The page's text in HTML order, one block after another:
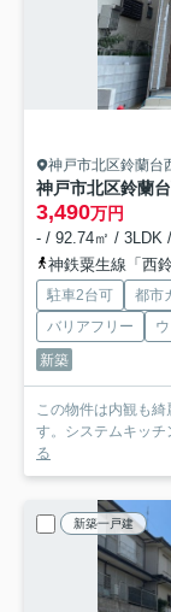
神戸市北区鈴蘭台
神戸市北区鈴蘭
3,490万円
- / 92.74㎡ / 3LDK
神鉄粟生線「西
駐車2台可 都市
バリアフリー
新築
この物件は内観も
す。システムキッ
る
新築一戸建